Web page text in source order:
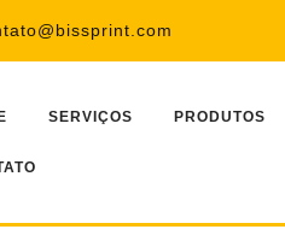
SERVIÇOS PRODUTOS